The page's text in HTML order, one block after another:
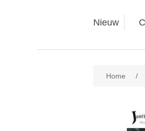
Nieuw
Home /